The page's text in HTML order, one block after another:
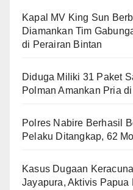
Kapal MV King Sun
Diamankan Tim
di Perairan Bintan
Diduga Miliki 31 Paket
Polman Amankan Pria
Polres Nabire Berhasil
Pelaku Ditangkap, 62
Kasus Dugaan
Jayapura, Aktivis